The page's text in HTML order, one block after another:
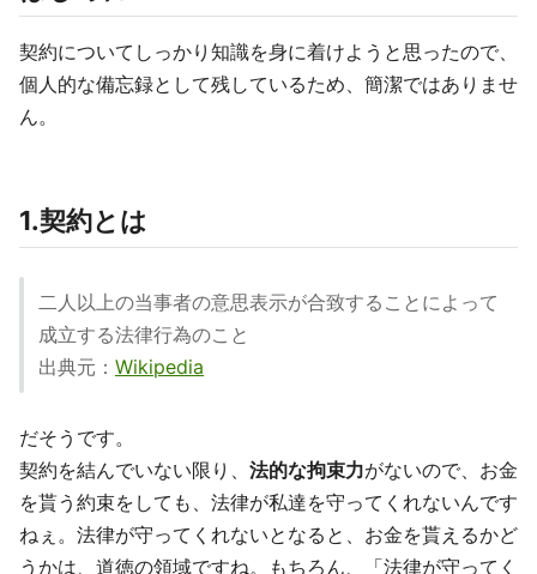
契約についてしっかり知識を身に着けようと思ったので、
個人的な備忘録として残しているため、簡潔ではありませ
ん。
1.契約とは
二人以上の当事者の意思表示が合致することによって
成立する法律行為のこと
出典元： Wikipedia
だそうです。
契約を結んでいない限り、 法的な拘束力がないので、お金
を貰う約束をしても、法律が私達を守ってくれないんです
ねぇ。法律が守ってくれないとなると、お金を貰えるかど
うかは、道徳の領域ですね。もちろん、「法律が守ってく